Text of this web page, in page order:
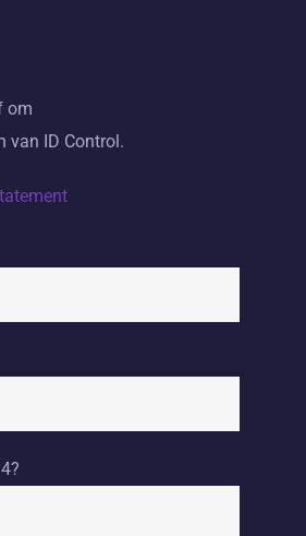
om
van ID Control.